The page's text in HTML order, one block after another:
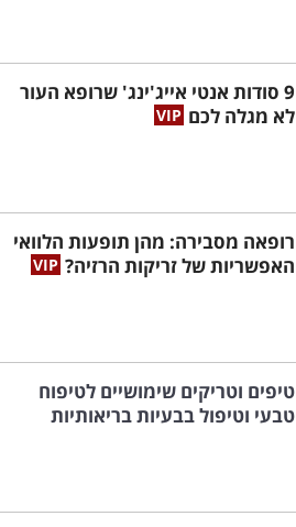
9 סודות אנטי אייג'ינג' שרופא העור
לא מגלה לכם
רופאה מסבירה: מהן תופעות הלוואי
האפשריות של זריקות הרזיה?
טיפים וטריקים שימושיים לטיפוח
טבעי וטיפול בבעיות בריאותיות